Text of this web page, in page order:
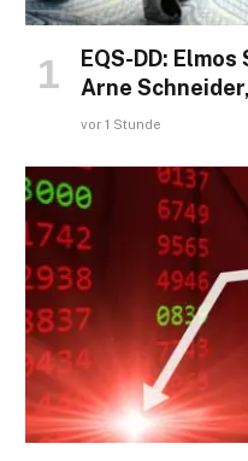
EQS-DD:
Arne
vor 1 Stunde